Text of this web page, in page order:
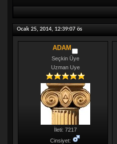
Ocak 25, 2014, 12:39:07 ös
ADAM
Seçkin Üye
Uzman Uye
İleti: 7217
Cinsiyet: